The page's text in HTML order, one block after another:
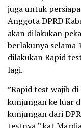
juga untuk
Anggota DPRD
akan dilakukan
berlakunya selama
dilakukan Rapid
lagi.
”Rapid test wajib
kunjungan ke luar
kunjungan dari
testnya,” kat